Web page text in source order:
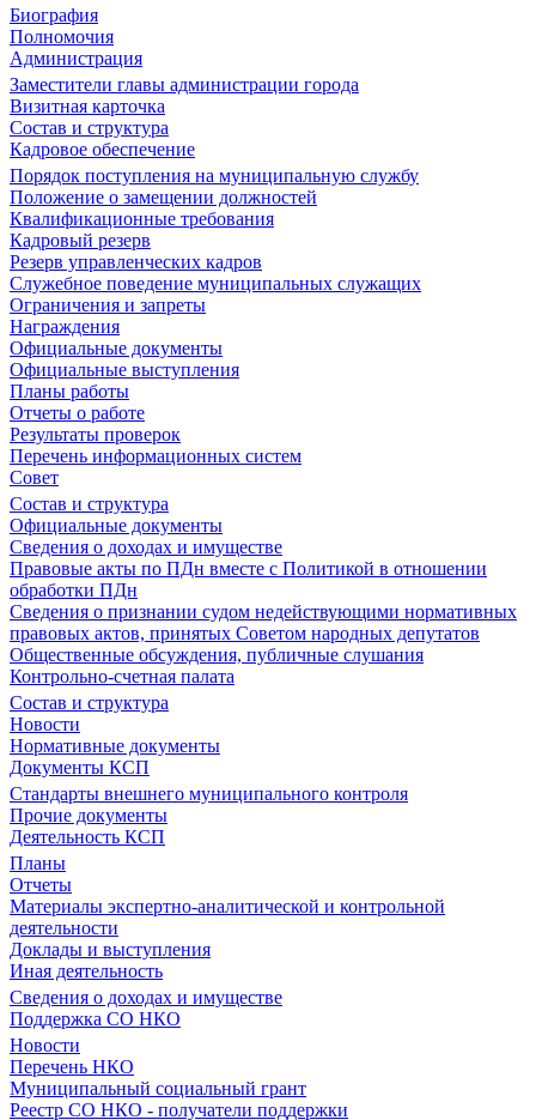
Биография
Полномочия
Администрация
Заместители главы администрации города
Визитная карточка
Состав и структура
Кадровое обеспечение
Порядок поступления на муниципальную службу
Положение о замещении должностей
Квалификационные требования
Кадровый резерв
Резерв управленческих кадров
Служебное поведение муниципальных служащих
Ограничения и запреты
Награждения
Официальные документы
Официальные выступления
Планы работы
Отчеты о работе
Результаты проверок
Перечень информационных систем
Совет
Состав и структура
Официальные документы
Сведения о доходах и имуществе
Правовые акты по ПДн вместе с Политикой в отношении
обработки ПДн
Сведения о признании судом недействующими нормативных
правовых актов, принятых Советом народных депутатов
Общественные обсуждения, публичные слушания
Контрольно-счетная палата
Состав и структура
Новости
Нормативные документы
Документы КСП
Стандарты внешнего муниципального контроля
Прочие документы
Деятельность КСП
Планы
Отчеты
Материалы экспертно-аналитической и контрольной
деятельности
Доклады и выступления
Иная деятельность
Сведения о доходах и имуществе
Поддержка СО НКО
Новости
Перечень НКО
Муниципальный социальный грант
Реестр СО НКО - получатели поддержки